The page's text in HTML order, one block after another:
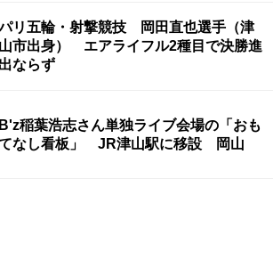
リ五輪・射撃競技 岡田直也選手（津
山市出身） エアライフル2種目で決勝進
出ならず
B'z稲葉浩志さん単独ライブ会場の「おも
なし看板」 JR津山駅に移設 岡山